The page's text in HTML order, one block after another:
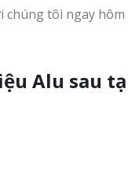
chúng tôi ngay hôm
Alu sau